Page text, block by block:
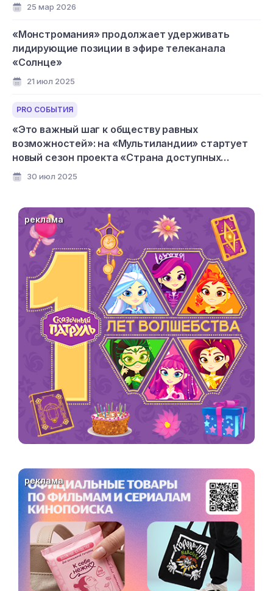
25 мар 2026
«Монстромания» продолжает удерживать
лидирующие позиции в эфире телеканала
«Солнце»
21 июл 2025
PRO СОБЫТИЯ
«Это важный шаг к обществу равных
возможностей»: на «Мультиландии» стартует
новый сезон проекта «Страна доступных
мультфильмов»
30 июл 2025
реклама
реклама